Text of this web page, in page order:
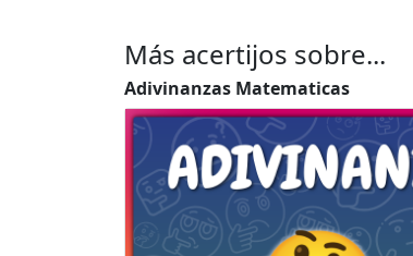
Más acertijos sobre...
Adivinanzas Matematicas